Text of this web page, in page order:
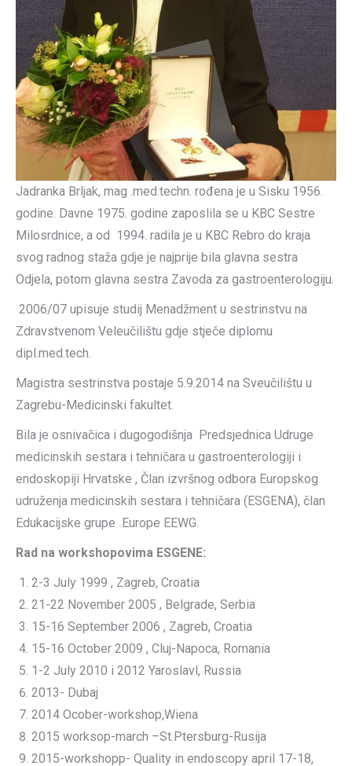
Jadranka Brljak, mag .med.techn. rođena je u Sisku 1956.
godine. Davne 1975. godine zaposlila se u KBC Sestre
Milosrdnice, a od 1994. radila je u KBC Rebro do kraja
svog radnog staža gdje je najprije bila glavna sestra
Odjela, potom glavna sestra Zavoda za gastroenterologiju.
2006/07 upisuje studij Menadžment u sestrinstvu na
Zdravstvenom Veleučilištu gdje stječe diplomu
dipl.med.tech.
Magistra sestrinstva postaje 5.9.2014 na Sveučilištu u
Zagrebu-Medicinski fakultet.
Bila je osnivačica i dugogodišnja Predsjednica Udruge
medicinskih sestara i tehničara u gastroenterologiji i
endoskopiji Hrvatske , Član izvršnog odbora Europskog
udruženja medicinskih sestara i tehničara (ESGENA), član
Edukacijske grupe Europe EEWG.
Rad na workshopovima ESGENE:
2-3 July 1999 , Zagreb, Croatia
21-22 November 2005 , Belgrade, Serbia
15-16 September 2006 , Zagreb, Croatia
15-16 October 2009 , Cluj-Napoca, Romania
1-2 July 2010 i 2012 Yaroslavl, Russia
2013- Dubaj
2014 Ocober-workshop,Wiena
2015 worksop-march –St.Ptersburg-Rusija
2015-workshopp- Quality in endoscopy april 17-18,